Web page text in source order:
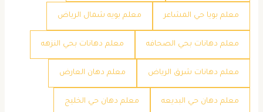
معلم بويا حي المشاعر معلم بويه شمال الرياض
معلم دهانات بحي الصحافه معلم دهانات بحي النزهه
معلم دهانات شرق الرياض معلم دهان العارض
معلم دهان حي البديعه معلم دهان حي الخليج